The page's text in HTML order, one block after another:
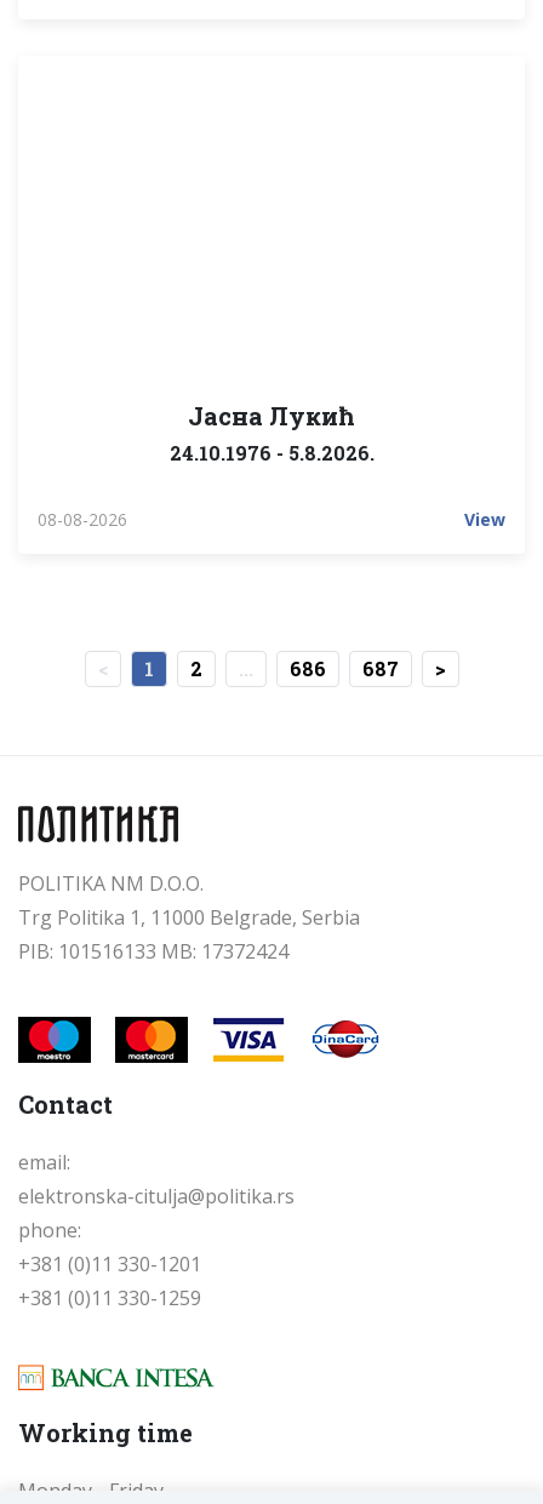
Јасна Лукић
24.10.1976 - 5.8.2026.
08-08-2026 View
< 1 2 ... 686 687 >
POLITIKA NM D.O.O.
Trg Politika 1, 11000 Belgrade, Serbia
PIB: 101516133 MB: 17372424
Contact
email:
elektronska-citulja@politika.rs
phone:
+381 (0)11 330-1201
+381 (0)11 330-1259
Working time
Monday - Friday